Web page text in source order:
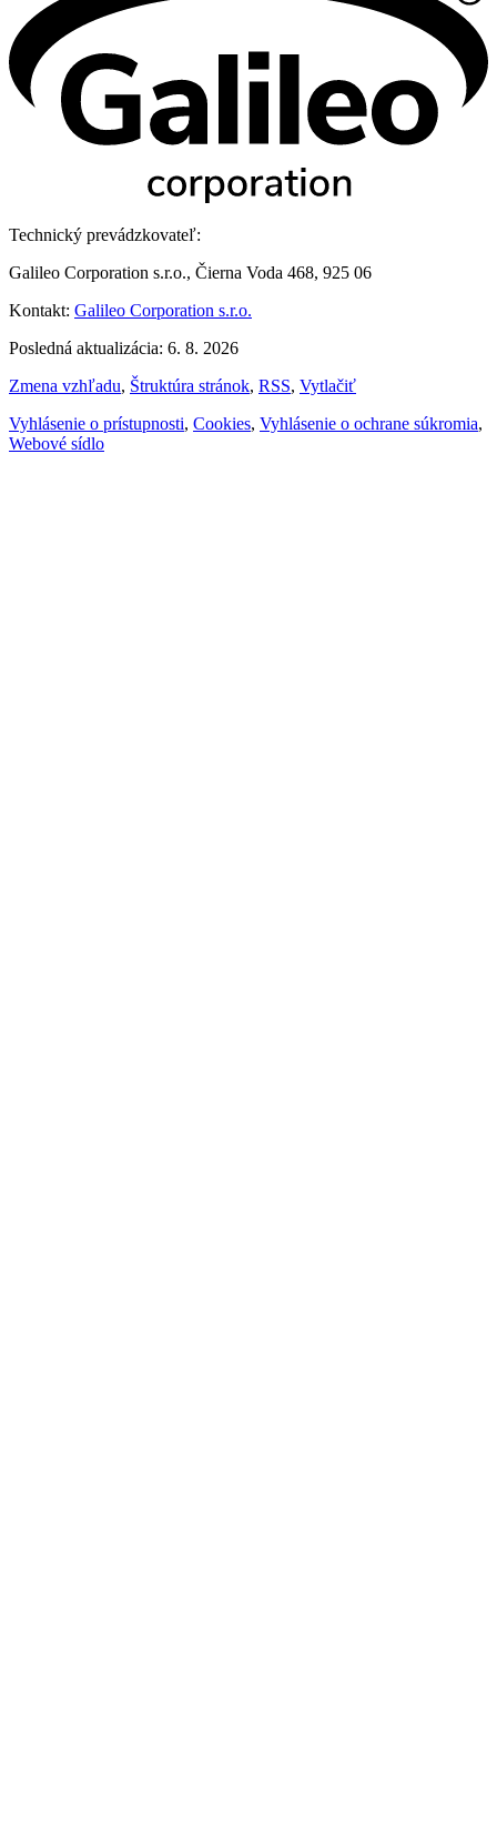
Technický prevádzkovateľ:
Galileo Corporation s.r.o., Čierna Voda 468, 925 06
Kontakt: Galileo Corporation s.r.o.
Posledná aktualizácia: 6. 8. 2026
Zmena vzhľadu, Štruktúra stránok, RSS, Vytlačiť
Vyhlásenie o prístupnosti, Cookies, Vyhlásenie o ochrane súkromia,
Webové sídlo